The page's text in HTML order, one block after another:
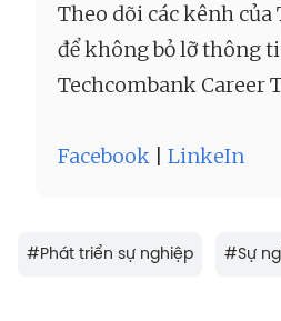
Theo dõi các kênh
để không bỏ lỡ thông
Techcombank Career
Facebook LinkeIn
#Phát triển sự nghiệp #Sự